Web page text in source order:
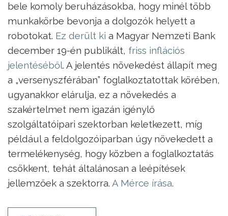
bele komoly beruházásokba, hogy minél több
munkakörbe bevonja a dolgozók helyett a
robotokat. Ez derült ki a Magyar Nemzeti Bank
december 19-én publikált, friss inflációs
jelentéséből. A jelentés növekedést állapít meg
a „versenyszférában” foglalkoztatottak körében,
ugyanakkor elárulja, ez a növekedés a
szakértelmet nem igazán igénylő
szolgáltatóipari szektorban keletkezett, míg
például a feldolgozóiparban úgy növekedett a
termelékenység, hogy közben a foglalkoztatás
csökkent, tehát általánosan a leépítések
jellemzőek a szektorra. A Mérce írása.